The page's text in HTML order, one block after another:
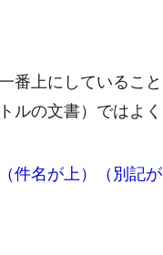
番上にしていること
ルの文書）ではよく
件名が上）（別記が